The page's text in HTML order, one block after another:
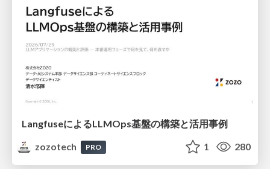
LangfuseによるLLMOps基盤の構築と活用事例
zozotech
PRO 1 280